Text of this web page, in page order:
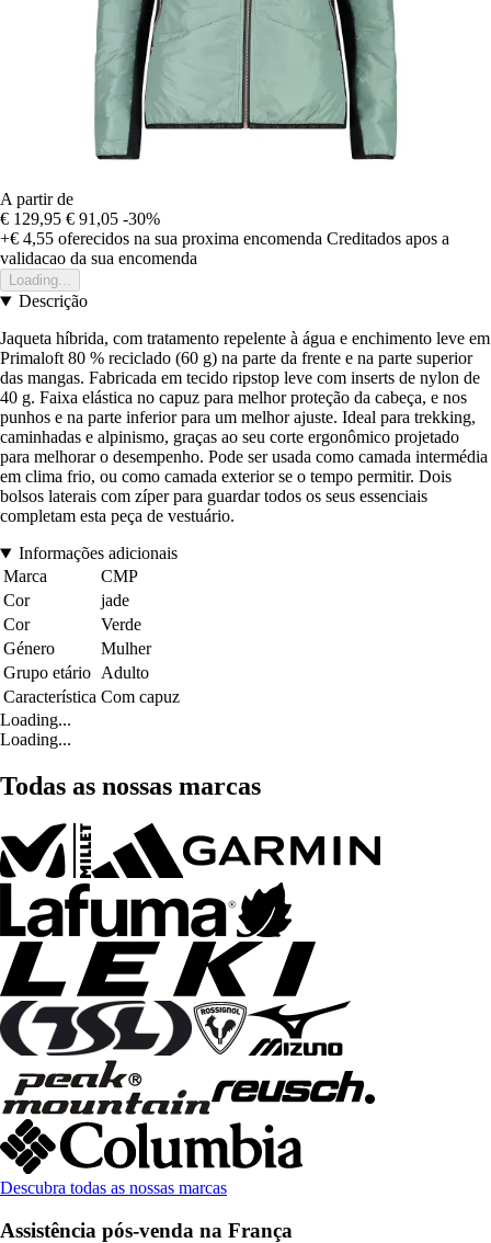
A partir de
€ 129,95 € 91,05 -30%
+€ 4,55 oferecidos na sua proxima encomenda Creditados apos a
validacao da sua encomenda
Loading...
Descrição
Jaqueta híbrida, com tratamento repelente à água e enchimento leve em
Primaloft 80 % reciclado (60 g) na parte da frente e na parte superior
das mangas. Fabricada em tecido ripstop leve com inserts de nylon de
40 g. Faixa elástica no capuz para melhor proteção da cabeça, e nos
punhos e na parte inferior para um melhor ajuste. Ideal para trekking,
caminhadas e alpinismo, graças ao seu corte ergonômico projetado
para melhorar o desempenho. Pode ser usada como camada intermédia
em clima frio, ou como camada exterior se o tempo permitir. Dois
bolsos laterais com zíper para guardar todos os seus essenciais
completam esta peça de vestuário.
Informações adicionais
Marca
CMP
Cor
jade
Cor
Verde
Género
Mulher
Grupo etário Adulto
Característica Com capuz
Loading...
Loading...
Todas as nossas marcas
Descubra todas as nossas marcas
Assistência pós-venda na França